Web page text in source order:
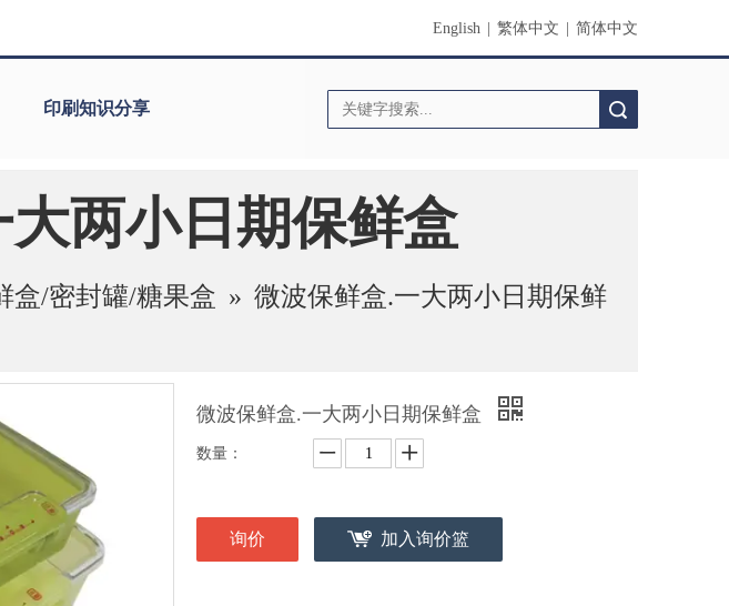
English 繁体中文 简体中文
印刷知识分享
两小日期保鲜盒
盒/密封罐/糖果盒 » 微波保鲜盒.一大两小日期保鲜
微波保鲜盒.一大两小日期保鲜盒
数量：
询价 加入询价篮